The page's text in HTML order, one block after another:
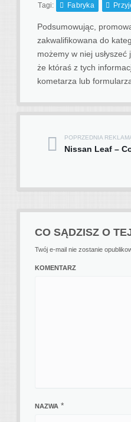
Tagi: Fabryka
Podsumowując,
zakwalifikowana do
możemy w niej usłyszeć
że któraś z tych
kometarza lub
Post
POPRZEDNIA
Nissan Leaf –
CO SĄDZISZ O
Twój e-mail nie zostanie
KOMENTARZ
NAZWA *